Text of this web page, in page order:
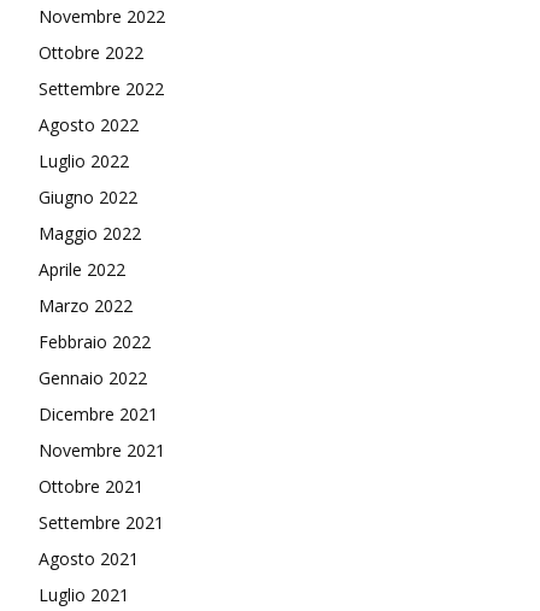
Novembre 2022
Ottobre 2022
Settembre 2022
Agosto 2022
Luglio 2022
Giugno 2022
Maggio 2022
Aprile 2022
Marzo 2022
Febbraio 2022
Gennaio 2022
Dicembre 2021
Novembre 2021
Ottobre 2021
Settembre 2021
Agosto 2021
Luglio 2021